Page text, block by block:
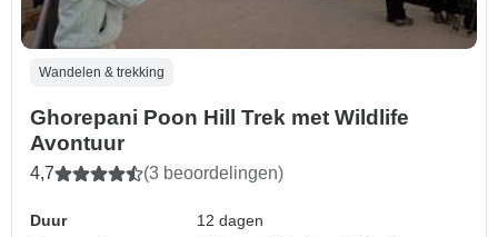
Wandelen & trekking
Ghorepani Poon Hill Trek met Wildlife
Avontuur
4,7 (3 beoordelingen)
Duur
12 dagen